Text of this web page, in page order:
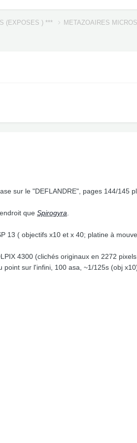
(EXPOSES ) ***
METAZOAIRES
sur le "DEFLANDRE", pages 144/145
que Spirogyra
13 ( objectifs x10 et x 40; platine à
4300 (clichés originaux en 2272
sur l'infini, 100 asa, ~1/125s (obj